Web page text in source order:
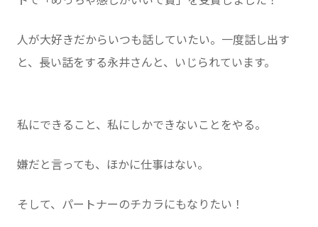
人が大好きだからいつも話していたい。一度話し出す
と、長い話をする永井さんと、いじられています。
私にできること、私にしかできないことをやる。
嫌だと言っても、ほかに仕事はない。
そして、パートナーのチカラにもなりたい！